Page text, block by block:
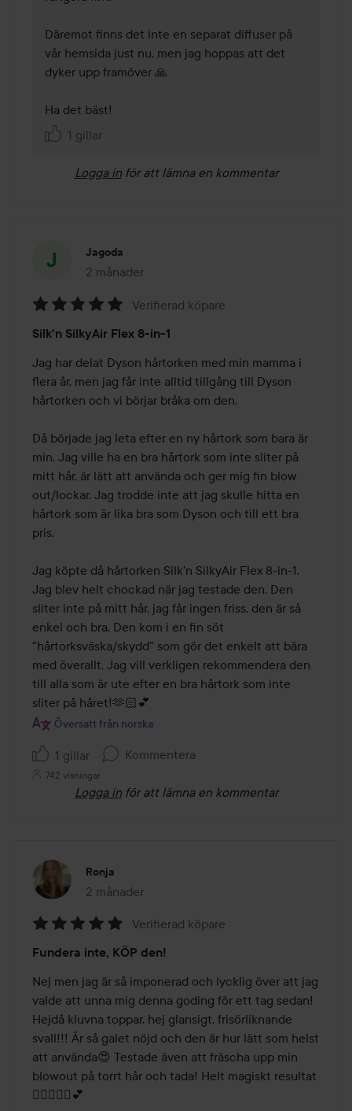
Däremot finns det inte en separat diffuser på
vår hemsida just nu, men jag hoppas att det
dyker upp framöver 🙏
Ha det bäst!
1 gillar
Logga in för att lämna en kommentar
Jagoda
2 månader
Inlägget skapades 2 månader
5
av
5
Verifierad köpare
Silk'n SilkyAir Flex 8-in-1
Jag har delat Dyson hårtorken med min mamma i
flera år, men jag får inte alltid tillgång till Dyson
hårtorken och vi börjar bråka om den.
Då började jag leta efter en ny hårtork som bara är
min. Jag ville ha en bra hårtork som inte sliter på
mitt hår, är lätt att använda och ger mig fin blow
out/lockar. Jag trodde inte att jag skulle hitta en
hårtork som är lika bra som Dyson och till ett bra
pris.
Jag köpte då hårtorken Silk'n SilkyAir Flex 8-in-1.
Jag blev helt chockad när jag testade den. Den
sliter inte på mitt hår, jag får ingen friss, den är så
enkel och bra. Den kom i en fin söt
"hårtorksväska/skydd" som gör det enkelt att bära
med överallt. Jag vill verkligen rekommendera den
till alla som är ute efter en bra hårtork som inte
Översatt från norska
1 gillar Kommentera
742 visningar
Logga in för att lämna en kommentar
Ronja
2 månader
Inlägget skapades 2 månader
5
av
5
Verifierad köpare
Fundera inte, KÖP den!
Nej men jag är så imponerad och lycklig över att jag
valde att unna mig denna goding för ett tag sedan!
Hejdå kluvna toppar, hej glansigt, frisörliknande
svall!!! Är så galet nöjd och den är hur lätt som helst
att använda😍 Testade även att fräscha upp min
blowout på torrt hår och tada! Helt magiskt resultat
👯‍♀️💁🏼‍♀️💕